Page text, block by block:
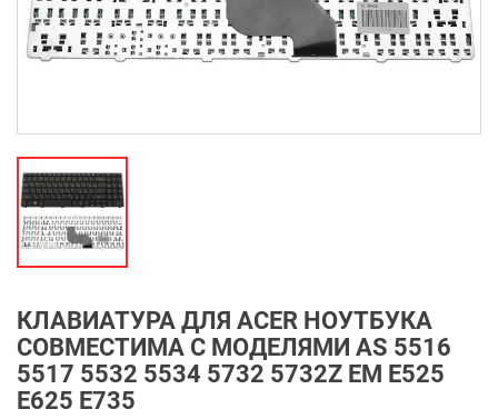
КЛАВИАТУРА ДЛЯ ACER НОУТБУКА
СОВМЕСТИМА С МОДЕЛЯМИ AS 5516
5517 5532 5534 5732 5732Z EM E525
E625 E735